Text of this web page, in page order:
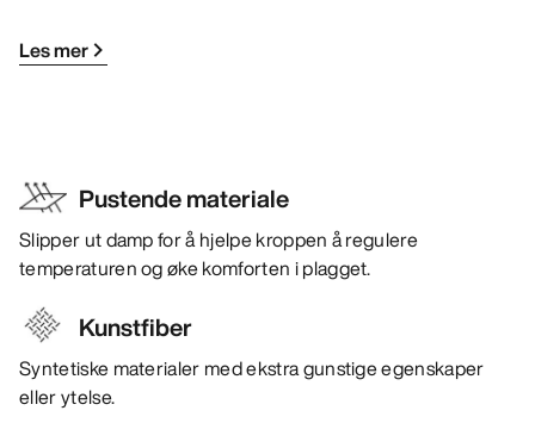
Les mer
Pustende materiale
Slipper ut damp for å hjelpe kroppen å regulere
temperaturen og øke komforten i plagget.
Kunstfiber
Syntetiske materialer med ekstra gunstige egenskaper
eller ytelse.